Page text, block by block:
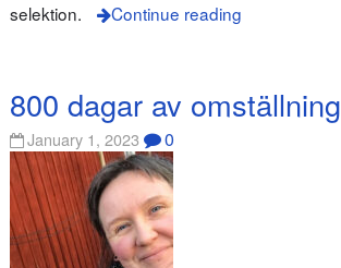
selektion.
Continue reading
800 dagar av omställning
January 1, 2023 0